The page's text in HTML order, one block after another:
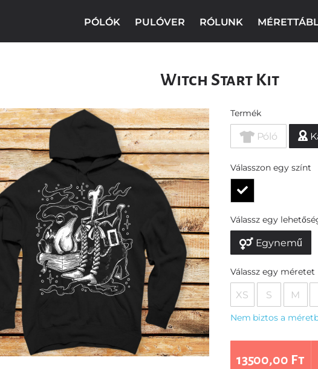
PÓLÓK PULÓVER RÓLUNK
Witch Start Kit
Termék
Póló
Válasszon egy színt
Válassz egy
Egynemű
Válassz egy méretet
XS S M
Nem biztos a
13500,00 Ft